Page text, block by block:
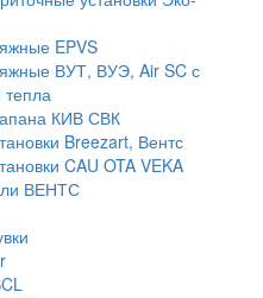
EPVS
ВУТ, ВУЭ, Air SC с
тепла
КИВ СВК
Breezart, Вентс
CAU OTA VEKA
ВЕНТС